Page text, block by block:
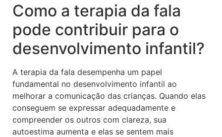
Como a terapia da fala
pode contribuir para o
desenvolvimento infantil?
A terapia da fala desempenha um papel
fundamental no desenvolvimento infantil ao
melhorar a comunicação das crianças. Quando elas
conseguem se expressar adequadamente e
compreender os outros com clareza, sua
autoestima aumenta e elas se sentem mais